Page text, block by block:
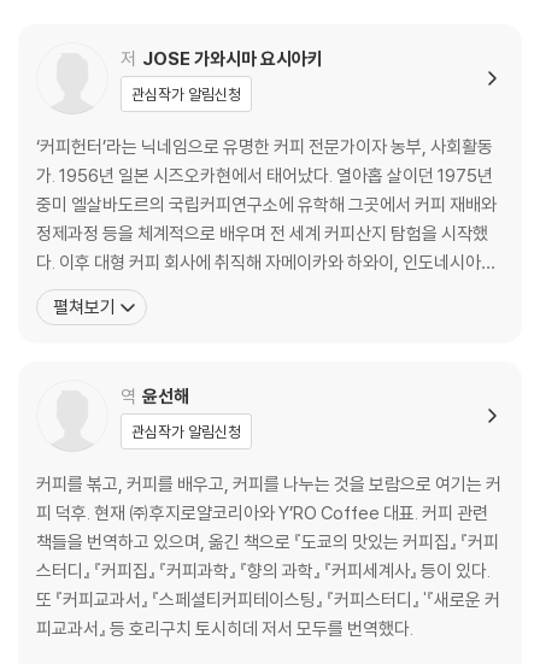
044 마다가스카르
050 레위니옹섬
054 예멘
아시아ㆍ태평양ㆍ북미편
060 태국
064 베트남
070 라오스
072 미얀마
092 멕시코
중미ㆍ카리브해 편
100 과테말라
106 벨리즈
108 온두라스
저 JOSE 가와시마 요시아키
관심작가 알림신청
‘커피헌터’라는 닉네임으로 유명한 커피 전문가이자 농부, 사회활동
가. 1956년 일본 시즈오카현에서 태어났다. 열아홉 살이던 1975년
중미 엘살바도르의 국립커피연구소에 유학해 그곳에서 커피 재배와
정제과정 등을 체계적으로 배우며 전 세계 커피산지 탐험을 시작했
다. 이후 대형 커피 회사에 취직해 자메이카와 하와이, 인도네시아에
서 농원 개발을 주도했다. 이 기간에도 아시아와 아프리카, 중남미,
카리브해 등에 산재한 크고 작은 커피산지를 찾아가 그곳 풍토에 맞
펼쳐보기
역 윤선해
관심작가 알림신청
커피를 볶고, 커피를 배우고, 커피를 나누는 것을 보람으로 여기는 커
피 덕후. 현재 ㈜후지로얄코리아와 Y’RO Coffee 대표. 커피 관련
책들을 번역하고 있으며, 옮긴 책으로 『도쿄의 맛있는 커피집』 『커피
스터디』 『커피집』 『커피과학』 『향의 과학』 『커피세계사』 등이 있다.
또 『커피교과서』 『스페셜티커피테이스팅』 『커피스터디』 '『새로운 커
피교과서』 등 호리구치 토시히데 저서 모두를 번역했다.